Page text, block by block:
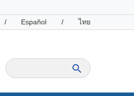
/ Español / ไทย